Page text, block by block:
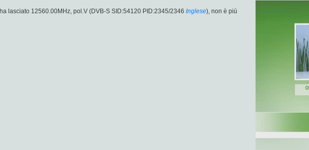
ha lasciato 12560.00MHz, pol.V (DVB-S SID:54120 PID:2345/2346 Inglese), non è più